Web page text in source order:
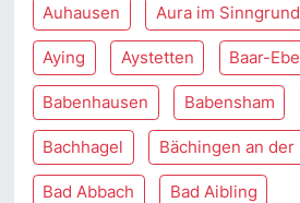
Auhausen Aura im Sinngrund
Aying Aystetten Baar-
Babenhausen Babensham
Bachhagel Bächingen an der
Bad Abbach Bad Aibling